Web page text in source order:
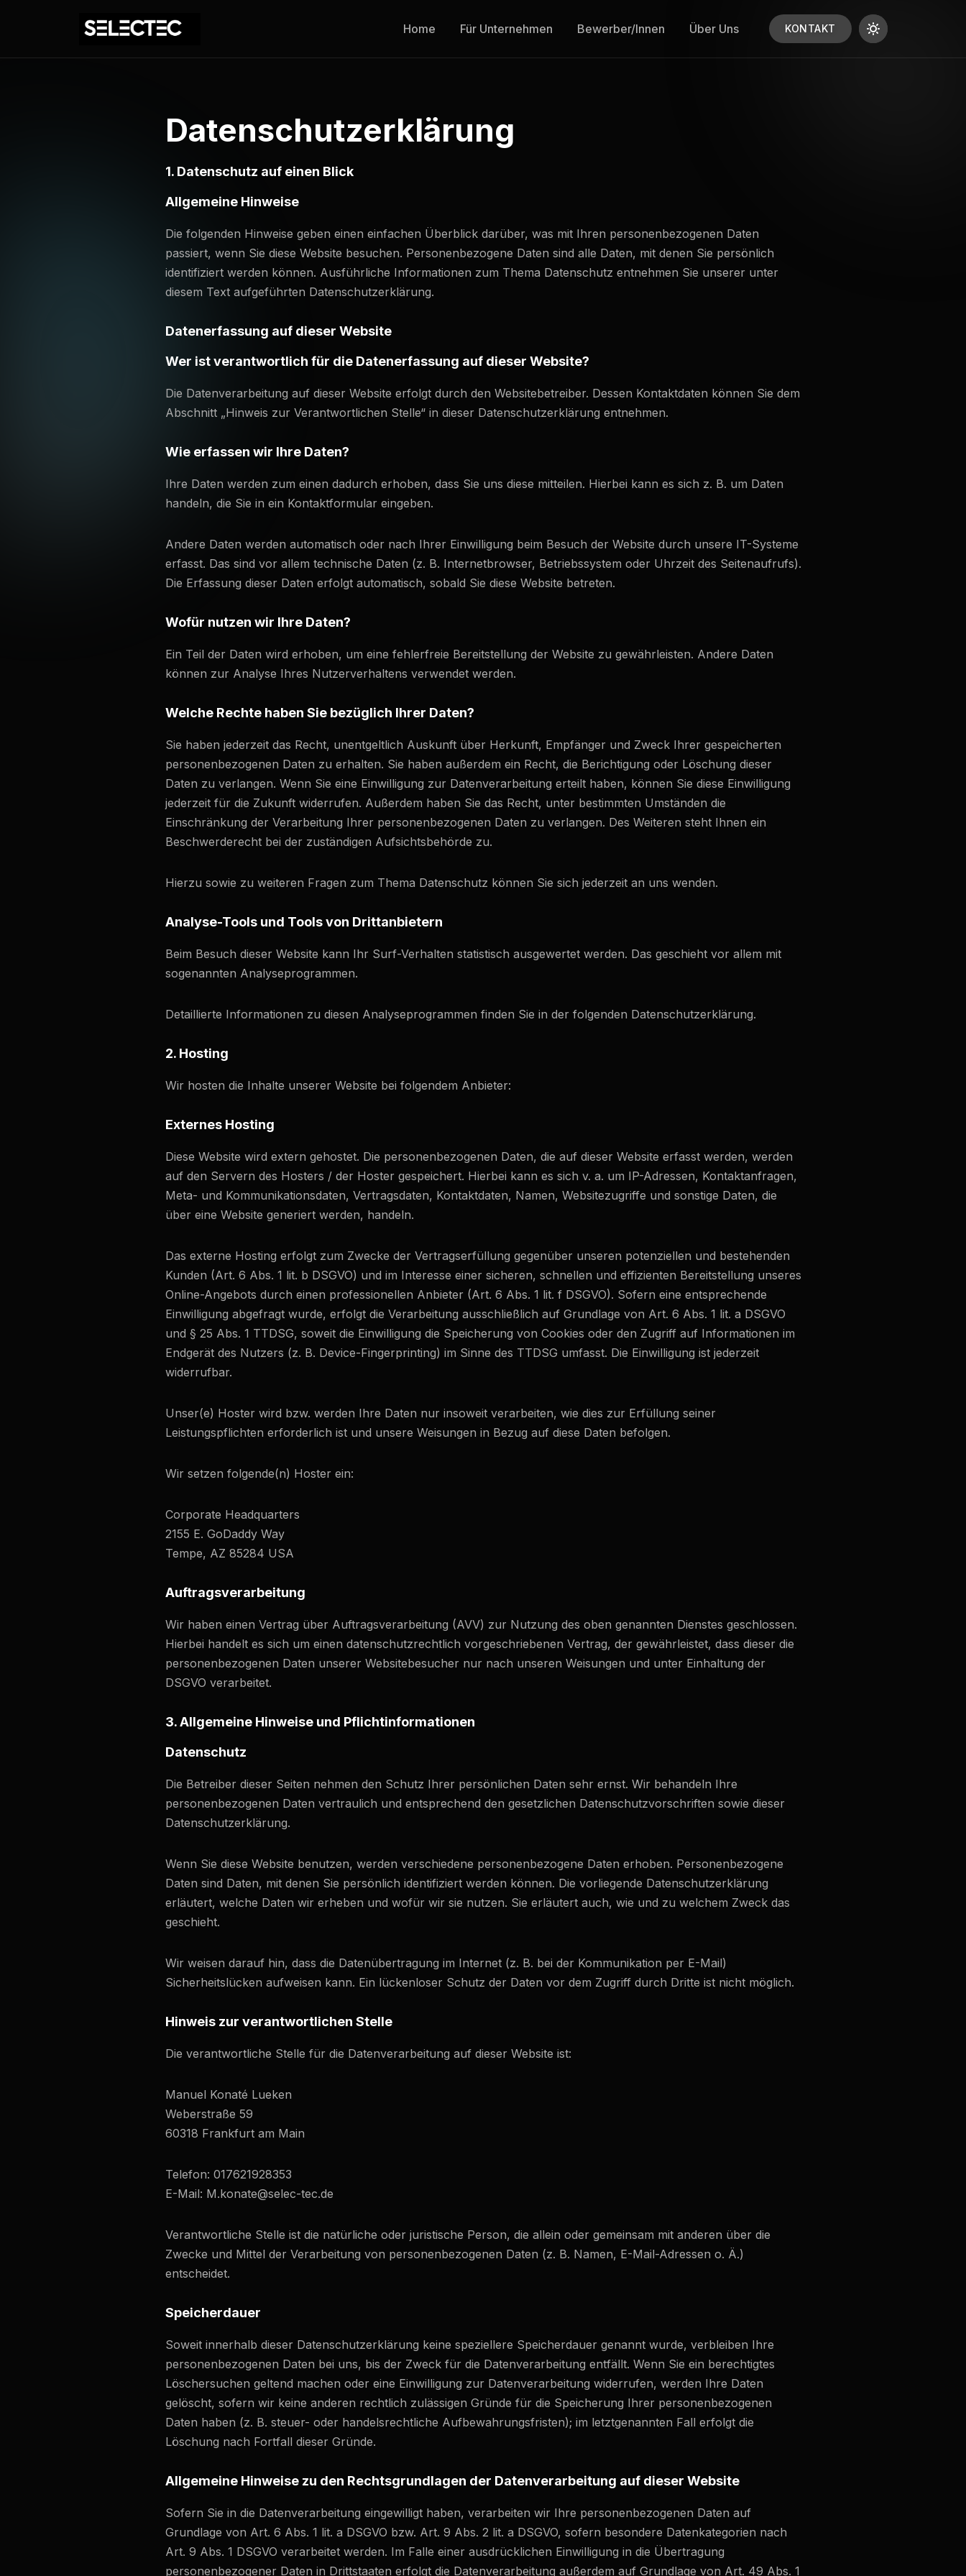
Home Für Unternehmen Bewerber/Innen Über Uns KONTAKT
Datenschutz­erklärung
1. Datenschutz auf einen Blick
Allgemeine Hinweise
Die folgenden Hinweise geben einen einfachen Überblick darüber, was mit Ihren personenbezogenen Daten
passiert, wenn Sie diese Website besuchen. Personenbezogene Daten sind alle Daten, mit denen Sie persönlich
identifiziert werden können. Ausführliche Informationen zum Thema Datenschutz entnehmen Sie unserer unter
diesem Text aufgeführten Datenschutzerklärung.
Datenerfassung auf dieser Website
Wer ist verantwortlich für die Datenerfassung auf dieser Website?
Die Datenverarbeitung auf dieser Website erfolgt durch den Websitebetreiber. Dessen Kontaktdaten können Sie dem
Abschnitt „Hinweis zur Verantwortlichen Stelle“ in dieser Datenschutzerklärung entnehmen.
Wie erfassen wir Ihre Daten?
Ihre Daten werden zum einen dadurch erhoben, dass Sie uns diese mitteilen. Hierbei kann es sich z. B. um Daten
handeln, die Sie in ein Kontaktformular eingeben.
Andere Daten werden automatisch oder nach Ihrer Einwilligung beim Besuch der Website durch unsere IT-Systeme
erfasst. Das sind vor allem technische Daten (z. B. Internetbrowser, Betriebssystem oder Uhrzeit des Seitenaufrufs).
Die Erfassung dieser Daten erfolgt automatisch, sobald Sie diese Website betreten.
Wofür nutzen wir Ihre Daten?
Ein Teil der Daten wird erhoben, um eine fehlerfreie Bereitstellung der Website zu gewährleisten. Andere Daten
können zur Analyse Ihres Nutzerverhaltens verwendet werden.
Welche Rechte haben Sie bezüglich Ihrer Daten?
Sie haben jederzeit das Recht, unentgeltlich Auskunft über Herkunft, Empfänger und Zweck Ihrer gespeicherten
personenbezogenen Daten zu erhalten. Sie haben außerdem ein Recht, die Berichtigung oder Löschung dieser
Daten zu verlangen. Wenn Sie eine Einwilligung zur Datenverarbeitung erteilt haben, können Sie diese Einwilligung
jederzeit für die Zukunft widerrufen. Außerdem haben Sie das Recht, unter bestimmten Umständen die
Einschränkung der Verarbeitung Ihrer personenbezogenen Daten zu verlangen. Des Weiteren steht Ihnen ein
Beschwerderecht bei der zuständigen Aufsichtsbehörde zu.
Hierzu sowie zu weiteren Fragen zum Thema Datenschutz können Sie sich jederzeit an uns wenden.
Analyse-Tools und Tools von Dritt­anbietern
Beim Besuch dieser Website kann Ihr Surf-Verhalten statistisch ausgewertet werden. Das geschieht vor allem mit
sogenannten Analyseprogrammen.
Detaillierte Informationen zu diesen Analyseprogrammen finden Sie in der folgenden Datenschutzerklärung.
2. Hosting
Wir hosten die Inhalte unserer Website bei folgendem Anbieter:
Externes Hosting
Diese Website wird extern gehostet. Die personenbezogenen Daten, die auf dieser Website erfasst werden, werden
auf den Servern des Hosters / der Hoster gespeichert. Hierbei kann es sich v. a. um IP-Adressen, Kontaktanfragen,
Meta- und Kommunikationsdaten, Vertragsdaten, Kontaktdaten, Namen, Websitezugriffe und sonstige Daten, die
über eine Website generiert werden, handeln.
Das externe Hosting erfolgt zum Zwecke der Vertragserfüllung gegenüber unseren potenziellen und bestehenden
Kunden (Art. 6 Abs. 1 lit. b DSGVO) und im Interesse einer sicheren, schnellen und effizienten Bereitstellung unseres
Online-Angebots durch einen professionellen Anbieter (Art. 6 Abs. 1 lit. f DSGVO). Sofern eine entsprechende
Einwilligung abgefragt wurde, erfolgt die Verarbeitung ausschließlich auf Grundlage von Art. 6 Abs. 1 lit. a DSGVO
und § 25 Abs. 1 TTDSG, soweit die Einwilligung die Speicherung von Cookies oder den Zugriff auf Informationen im
Endgerät des Nutzers (z. B. Device-Fingerprinting) im Sinne des TTDSG umfasst. Die Einwilligung ist jederzeit
widerrufbar.
Unser(e) Hoster wird bzw. werden Ihre Daten nur insoweit verarbeiten, wie dies zur Erfüllung seiner
Leistungspflichten erforderlich ist und unsere Weisungen in Bezug auf diese Daten befolgen.
Wir setzen folgende(n) Hoster ein:
Corporate Headquarters
2155 E. GoDaddy Way
Tempe, AZ 85284 USA
Auftragsverarbeitung
Wir haben einen Vertrag über Auftragsverarbeitung (AVV) zur Nutzung des oben genannten Dienstes geschlossen.
Hierbei handelt es sich um einen datenschutzrechtlich vorgeschriebenen Vertrag, der gewährleistet, dass dieser die
personenbezogenen Daten unserer Websitebesucher nur nach unseren Weisungen und unter Einhaltung der
DSGVO verarbeitet.
3. Allgemeine Hinweise und Pflicht­informationen
Datenschutz
Die Betreiber dieser Seiten nehmen den Schutz Ihrer persönlichen Daten sehr ernst. Wir behandeln Ihre
personenbezogenen Daten vertraulich und entsprechend den gesetzlichen Datenschutzvorschriften sowie dieser
Datenschutzerklärung.
Wenn Sie diese Website benutzen, werden verschiedene personenbezogene Daten erhoben. Personenbezogene
Daten sind Daten, mit denen Sie persönlich identifiziert werden können. Die vorliegende Datenschutzerklärung
erläutert, welche Daten wir erheben und wofür wir sie nutzen. Sie erläutert auch, wie und zu welchem Zweck das
geschieht.
Wir weisen darauf hin, dass die Datenübertragung im Internet (z. B. bei der Kommunikation per E-Mail)
Sicherheitslücken aufweisen kann. Ein lückenloser Schutz der Daten vor dem Zugriff durch Dritte ist nicht möglich.
Hinweis zur verantwortlichen Stelle
Die verantwortliche Stelle für die Datenverarbeitung auf dieser Website ist:
Manuel Konaté Lueken
Weberstraße 59
60318 Frankfurt am Main
Telefon: 017621928353
E-Mail: M.konate@selec-tec.de
Verantwortliche Stelle ist die natürliche oder juristische Person, die allein oder gemeinsam mit anderen über die
Zwecke und Mittel der Verarbeitung von personenbezogenen Daten (z. B. Namen, E-Mail-Adressen o. Ä.)
entscheidet.
Speicherdauer
Soweit innerhalb dieser Datenschutzerklärung keine speziellere Speicherdauer genannt wurde, verbleiben Ihre
personenbezogenen Daten bei uns, bis der Zweck für die Datenverarbeitung entfällt. Wenn Sie ein berechtigtes
Löschersuchen geltend machen oder eine Einwilligung zur Datenverarbeitung widerrufen, werden Ihre Daten
gelöscht, sofern wir keine anderen rechtlich zulässigen Gründe für die Speicherung Ihrer personenbezogenen
Daten haben (z. B. steuer- oder handelsrechtliche Aufbewahrungsfristen); im letztgenannten Fall erfolgt die
Löschung nach Fortfall dieser Gründe.
Allgemeine Hinweise zu den Rechtsgrundlagen der Datenverarbeitung auf dieser Website
Sofern Sie in die Datenverarbeitung eingewilligt haben, verarbeiten wir Ihre personenbezogenen Daten auf
Grundlage von Art. 6 Abs. 1 lit. a DSGVO bzw. Art. 9 Abs. 2 lit. a DSGVO, sofern besondere Datenkategorien nach
Art. 9 Abs. 1 DSGVO verarbeitet werden. Im Falle einer ausdrücklichen Einwilligung in die Übertragung
personenbezogener Daten in Drittstaaten erfolgt die Datenverarbeitung außerdem auf Grundlage von Art. 49 Abs. 1